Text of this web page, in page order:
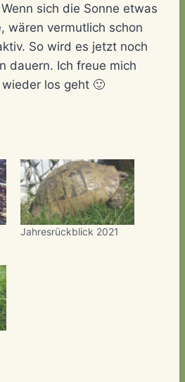
sich die Sonne etwas
wären vermutlich schon
So wird es jetzt noch
dauern. Ich freue mich
los geht 🙂
Jahresrückblick 2021